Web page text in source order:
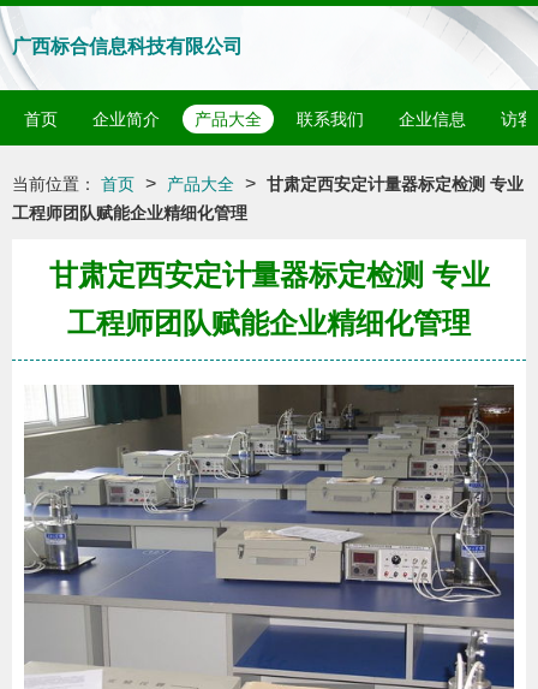
广西标合信息科技有限公司
首页 企业简介 产品大全 联系我们 企业信息 访客
当前位置： 首页 > 产品大全 > 甘肃定西安定计量器标定检测 专业
工程师团队赋能企业精细化管理
甘肃定西安定计量器标定检测 专业
工程师团队赋能企业精细化管理